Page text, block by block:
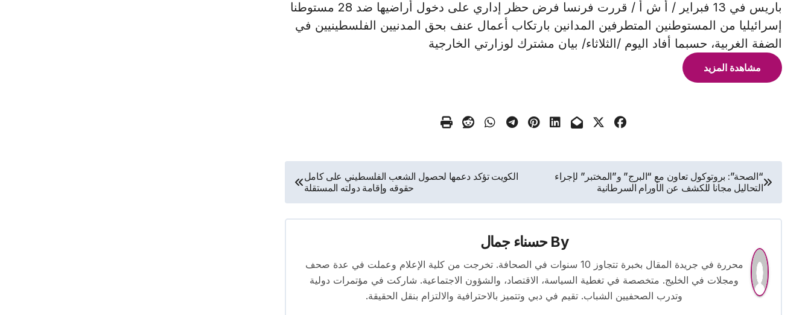
باريس في 13 فبراير / أ ش أ / قررت فرنسا فرض حظر إداري على دخول أراضيها ضد 28 مستوطنا
إسرائيليا من المستوطنين المتطرفين المدانين بارتكاب أعمال عنف بحق المدنيين الفلسطينيين في
الضفة الغربية، حسبما أفاد اليوم /الثلاثاء/ بيان مشترك لوزارتي الخارجية
مشاهدة المزيد
تصفّح
المقالات
“الصحة”: بروتوكول تعاون مع “البرج” و”المختبر” لإجراء
التحاليل مجانا للكشف عن الأورام السرطانية
الكويت تؤكد دعمها لحصول الشعب الفلسطيني على كامل
حقوقه وإقامة دولته المستقلة
By حسناء جمال
محررة في جريدة المقال بخبرة تتجاوز 10 سنوات في الصحافة. تخرجت من كلية الإعلام وعملت في عدة صحف
ومجلات في الخليج. متخصصة في تغطية السياسة، الاقتصاد، والشؤون الاجتماعية. شاركت في مؤتمرات دولية
وتدرب الصحفيين الشباب. تقيم في دبي وتتميز بالاحترافية والالتزام بنقل الحقيقة.